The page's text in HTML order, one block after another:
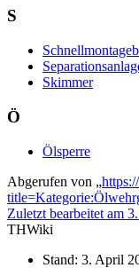
S
Skimmer
Ö
Ölsperre
Abgerufen von „
Zuletzt bearbeitet am
THWiki
Stand: 3. April